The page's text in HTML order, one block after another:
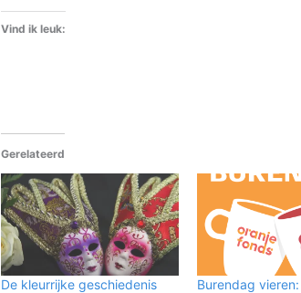
Vind ik leuk:
Gerelateerd
De kleurrijke geschiedenis
Burendag